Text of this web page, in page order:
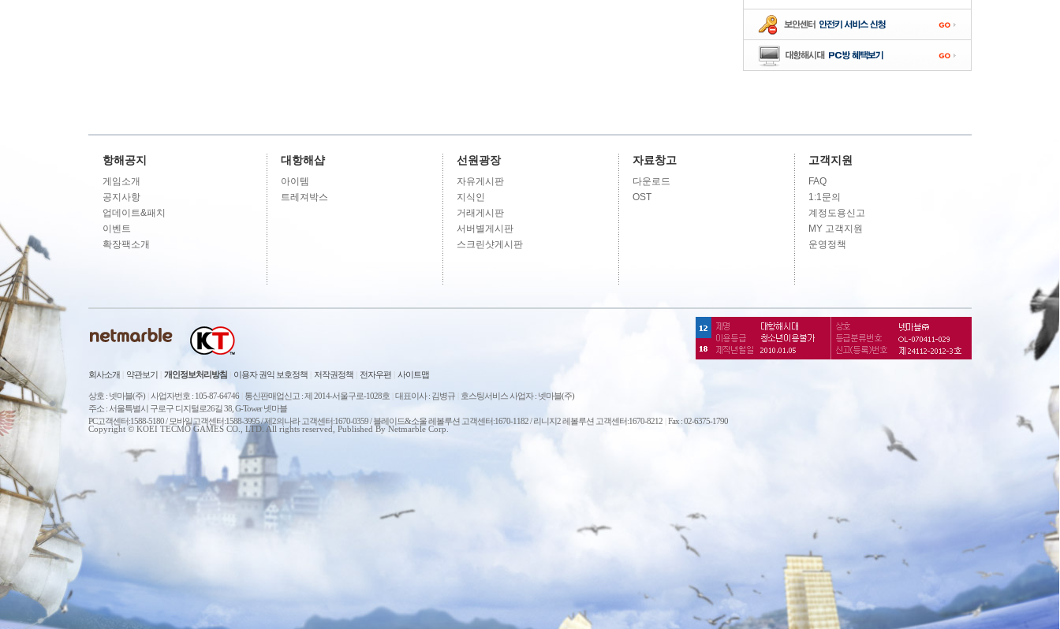
-
항해공지
게임소개
공지사항
업데이트&패치
이벤트
확장팩소개
대항해샵
아이템
트레져박스
선원광장
자유게시판
지식인
거래게시판
서버별게시판
스크린샷게시판
자료창고
다운로드
OST
고객지원
FAQ
1:1문의
계정도용신고
MY 고객지원
운영정책
회사소개 약관보기 개인정보처리방침 이용자 권익 보호정책 저작권정책 전자우편 사이트맵
상호 : 넷마블(주) 사업자번호 : 105-87-64746 통신판매업신고 : 제 2014-서울구로-1028호 대표이사 : 김병규
호스팅서비스 사업자 : 넷마블(주)
주소 : 서울특별시 구로구 디지털로26길 38, G-Tower 넷마블
PC고객센터:1588-5180 / 모바일고객센터:1588-3995 / 제2의나라 고객센터:1670-0359 / 블레이드&소울 레볼루션 고객센터:1670-1182 / 리니지2 레볼루션 고객센터:1670-8212 Fax : 02-6375-1790
Copyright © KOEI TECMO GAMES CO., LTD. All rights reserved, Published By Netmarble Corp.